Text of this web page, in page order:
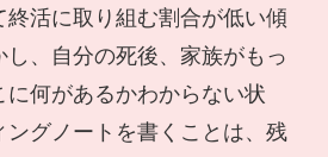
終活に取り組む割合が低い傾
、自分の死後、家族がもっ
に何があるかわからない状
グノートを書くことは、残